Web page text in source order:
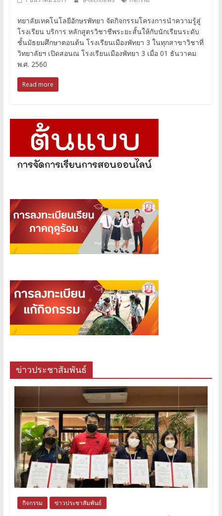
ทยาลัยเทคโนโลยีอักษรพัทยา จัดกิจกรรมโครงการนำความรู้สู่
โรงเรียน บริการ หลักสูตรวิชาชีพระยะสั้นให้กับนักเรียนระดับ
ชั้นมัธยมศึกษาตอนต้น โรงเรียนเมืองพัทยา 3 ในทุกสาขาวิชาที่
วิทยาลัยฯ เปิดสอนณ โรงเรียนเมืองพัทยา 3 เมื่อ 01 ธันวาคม
พ.ศ. 2560
Read more
ข่าวประชาสัมพันธ์
กิจกรรม ข่าวประชาสัมพันธ์